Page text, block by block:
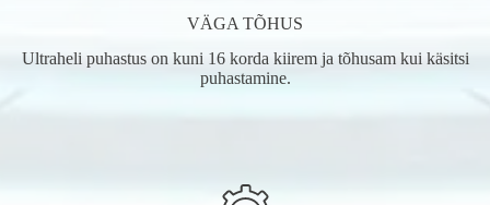
VÄGA TÕHUS
Ultraheli puhastus on kuni 16 korda kiirem ja tõhusam kui käsitsi
puhastamine.